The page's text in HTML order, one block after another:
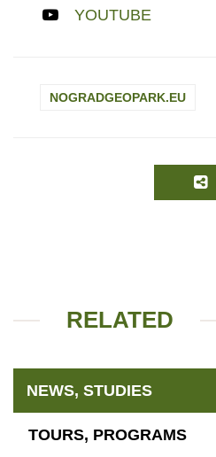
YOUTUBE
NOGRADGEOPARK.EU
RELATED
NEWS, STUDIES
TOURS, PROGRAMS